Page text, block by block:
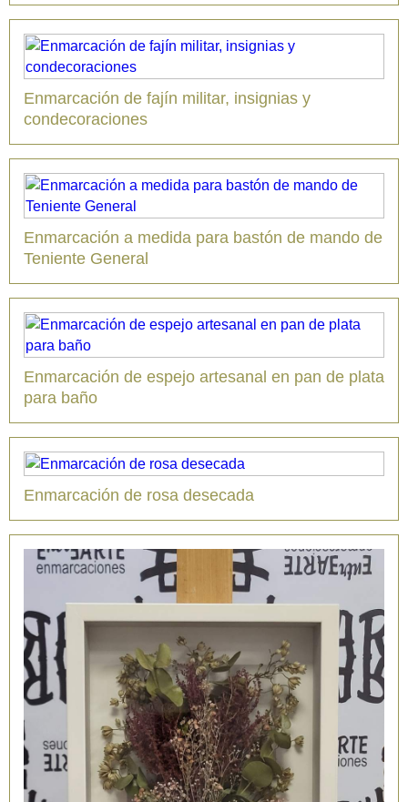
Enmarcación de fajín militar, insignias y
condecoraciones
Enmarcación a medida para bastón de mando de
Teniente General
Enmarcación de espejo artesanal en pan de plata
para baño
Enmarcación de rosa desecada